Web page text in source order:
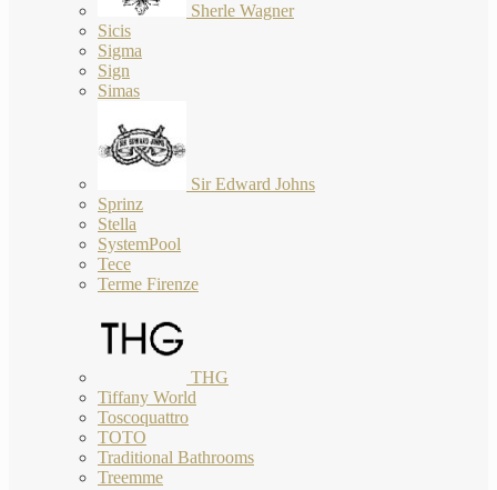
Sherle Wagner
Sicis
Sigma
Sign
Simas
Sir Edward Johns
Sprinz
Stella
SystemPool
Tece
Terme Firenze
THG
Tiffany World
Toscoquattro
TOTO
Traditional Bathrooms
Treemme